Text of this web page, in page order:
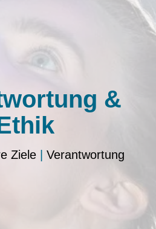
&
Ziele| Verantwortung